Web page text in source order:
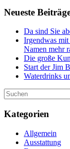
Neueste
Da sind Sie
Irgendwas
Namen mehr
Die große
Start der Jim
Waterdrinks
Kategorien
Allgemein
Ausstattung